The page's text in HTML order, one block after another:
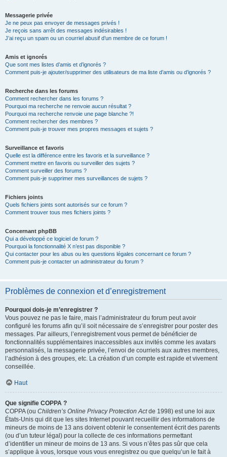
Messagerie privée
Je ne peux pas envoyer de messages privés !
Je reçois sans arrêt des messages indésirables !
J’ai reçu un spam ou un courriel abusif d’un membre de ce forum !
Amis et ignorés
Que sont mes listes d’amis et d’ignorés ?
Comment puis-je ajouter/supprimer des utilisateurs de ma liste d’amis ou d’ignorés ?
Recherche dans les forums
Comment rechercher dans les forums ?
Pourquoi ma recherche ne renvoie aucun résultat ?
Pourquoi ma recherche renvoie une page blanche ?!
Comment rechercher des membres ?
Comment puis-je trouver mes propres messages et sujets ?
Surveillance et favoris
Quelle est la différence entre les favoris et la surveillance ?
Comment mettre en favoris ou surveiller des sujets ?
Comment surveiller des forums ?
Comment puis-je supprimer mes surveillances de sujets ?
Fichiers joints
Quels fichiers joints sont autorisés sur ce forum ?
Comment trouver tous mes fichiers joints ?
Concernant phpBB
Qui a développé ce logiciel de forum ?
Pourquoi la fonctionnalité X n’est pas disponible ?
Qui contacter pour les abus ou les questions légales concernant ce forum ?
Comment puis-je contacter un administrateur du forum ?
Problèmes de connexion et d’enregistrement
Pourquoi dois-je m’enregistrer ?
Vous pouvez ne pas le faire, mais l’administrateur du forum peut avoir
configuré les forums afin qu’il soit nécessaire de s’enregistrer pour poster des
messages. Par ailleurs, l’enregistrement vous permet de bénéficier de
fonctionnalités supplémentaires inaccessibles aux invités comme les avatars
personnalisés, la messagerie privée, l’envoi de courriels aux autres membres,
l’adhésion à des groupes, etc. La création d’un compte est rapide et vivement
conseillée.
Haut
Que signifie COPPA ?
COPPA (ou Children’s Online Privacy Protection Actde 1998) est une loi aux
États-Unis qui dit que les sites Internet pouvant recueillir des informations de
mineurs de moins de 13 ans doivent obtenir le consentement écrit des parents
(ou d’un tuteur légal) pour la collecte de ces informations permettant
d’identifier un mineur de moins de 13 ans. Si vous n’êtes pas sûr que cela
s’applique à vous, lorsque vous vous enregistrez ou que quelqu’un le fait à